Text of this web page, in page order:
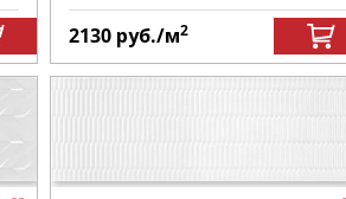
2130 руб./м2